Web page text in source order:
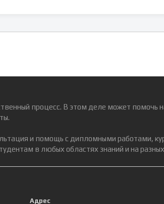
процесс. В этом деле может помочь
и помощь с дипломными работами,
в любых областях знаний и на
Адрес